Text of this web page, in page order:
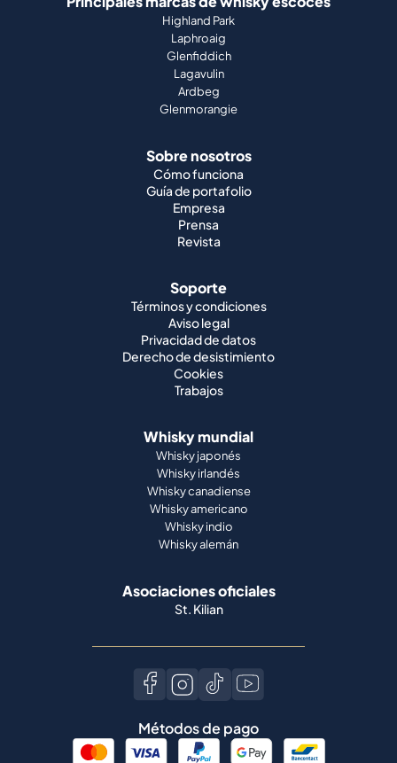
Highland Park
Laphroaig
Glenfiddich
Lagavulin
Ardbeg
Glenmorangie
Sobre nosotros
Cómo funciona
Guía de portafolio
Empresa
Prensa
Revista
Soporte
Términos y condiciones
Aviso legal
Privacidad de datos
Derecho de desistimiento
Cookies
Trabajos
Whisky mundial
Whisky japonés
Whisky irlandés
Whisky canadiense
Whisky americano
Whisky indio
Whisky alemán
Asociaciones oficiales
St. Kilian
Métodos de pago